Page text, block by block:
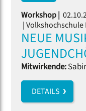
Workshop |
| Volkshochschule
NEUE
Mitwirkende:
DETAILS